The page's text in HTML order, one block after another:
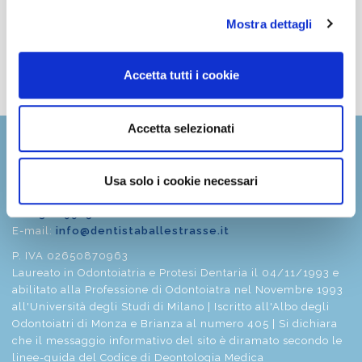
Mostra dettagli
Accetta tutti i cookie
Accetta selezionati
Usa solo i cookie necessari
attenzione e cura. Consiglio vivamente questo studio
Vedi tutte le recensioni
Dott. Fabio Ballestrasse
20842 - Besana Brianza (MB)
Tel0362 996562
E-mail: info@dentistaballestrasse.it
P. IVA 02650870963
Laureato in Odontoiatria e Protesi Dentaria il 04/11/1993 e
abilitato alla Professione di Odontoiatra nel Novembre 1993
all'Università degli Studi di Milano | Iscritto all'Albo degli
Odontoiatri di Monza e Brianza al numero 405 | Si dichiara
che il messaggio informativo del sito è diramato secondo le
linee-guida del Codice di Deontologia Medica